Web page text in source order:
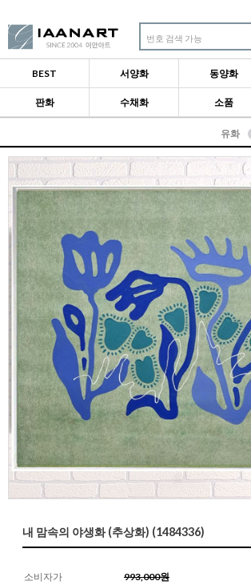
번호 검색 가능
BEST 서양화 동양화
판화 수채화 소품
유화
내 맘속의 야생화 (추상화) (1484336)
소비자가 993,000원